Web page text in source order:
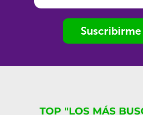
Suscribirme
TOP "LOS MÁS